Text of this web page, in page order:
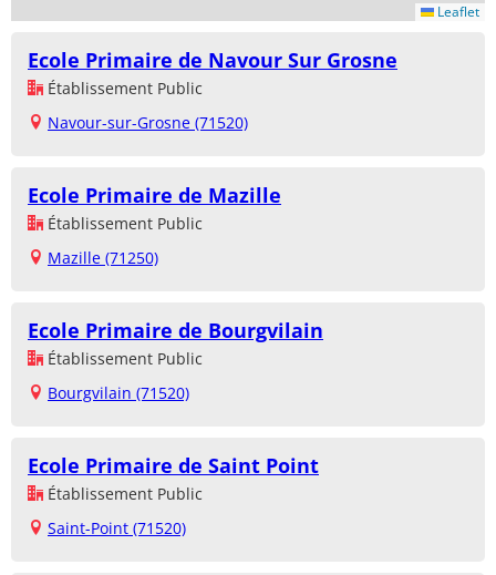
Leaflet
Ecole Primaire de Navour Sur Grosne
Établissement Public
Navour-sur-Grosne (71520)
Ecole Primaire de Mazille
Établissement Public
Mazille (71250)
Ecole Primaire de Bourgvilain
Établissement Public
Bourgvilain (71520)
Ecole Primaire de Saint Point
Établissement Public
Saint-Point (71520)